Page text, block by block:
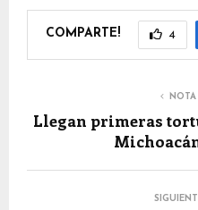
COMPARTE! 4
Llegan primeras